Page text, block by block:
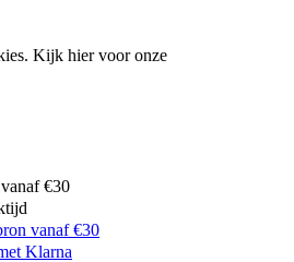
Kijk hier voor onze
€30
vanaf €30
Klarna